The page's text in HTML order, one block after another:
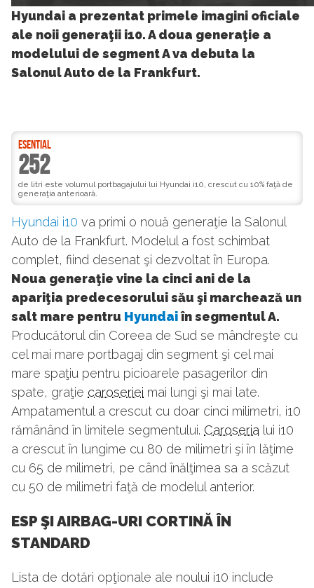
33
Hyundai a prezentat primele imagini oficiale
ale noii generaţii i10. A doua generaţie a
modelului de segment A va debuta la
Salonul Auto de la Frankfurt.
ESENTIAL
252
de litri este volumul portbagajului lui Hyundai i10, crescut cu 10% faţă de
generaţia anterioară.
Hyundai i10 va primi o nouă generaţie la Salonul
Auto de la Frankfurt. Modelul a fost schimbat
complet, fiind desenat şi dezvoltat în Europa.
Noua generaţie vine la cinci ani de la
apariţia predecesorului său şi marchează un
salt mare pentru Hyundaiîn segmentul A.
Producătorul din Coreea de Sud se mândreşte cu
cel mai mare portbagaj din segment şi cel mai
mare spaţiu pentru picioarele pasagerilor din
spate, graţie caroseriei mai lungi şi mai late.
Ampatamentul a crescut cu doar cinci milimetri, i10
rămânând în limitele segmentului. Caroseria lui i10
a crescut în lungime cu 80 de milimetri şi în lăţime
cu 65 de milimetri, pe când înălţimea sa a scăzut
cu 50 de milimetri faţă de modelul anterior.
ESP ŞI AIRBAG-URI CORTINĂ ÎN
STANDARD
Lista de dotări opţionale ale noului i10 include